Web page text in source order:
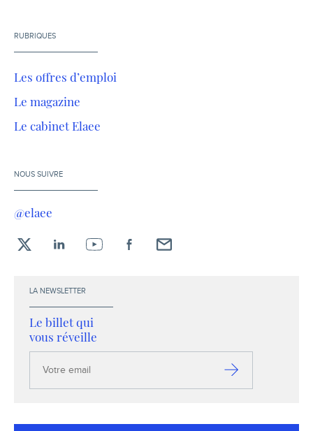
RUBRIQUES
Les offres d’emploi
Le magazine
Le cabinet Elaee
NOUS SUIVRE
@elaee
LA NEWSLETTER
Le billet qui
vous réveille
Votre
email
S’inscrire